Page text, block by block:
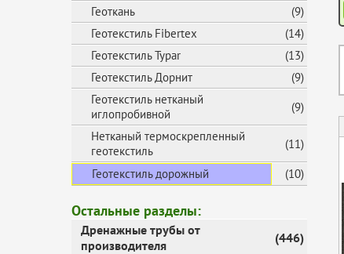
Геоткань
(9)
Геотекстиль Fibertex
(14)
Геотекстиль Typar
(13)
Геотекстиль Дорнит
(9)
Геотекстиль нетканый
иглопробивной
(9)
Нетканый термоскрепленный
геотекстиль
(11)
Геотекстиль дорожный
(10)
Остальные разделы:
Дренажные трубы от
производителя
(446)